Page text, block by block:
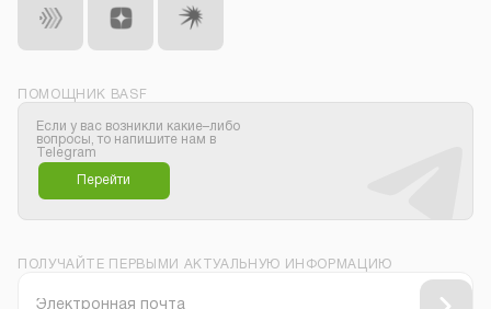
ПОМОЩНИК BASF
Если у вас возникли какие–либо
вопросы, то напишите нам в
Telegram
Перейти
ПОЛУЧАЙТЕ ПЕРВЫМИ АКТУАЛЬНУЮ ИНФОРМАЦИЮ